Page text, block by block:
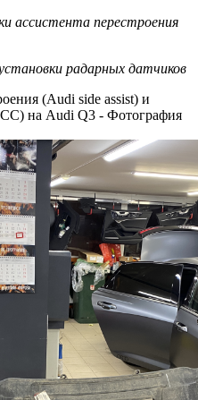
ассистента перестроения
радарных датчиков